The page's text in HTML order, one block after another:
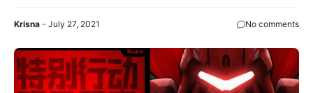
Krisna July 27, 2021 No comments